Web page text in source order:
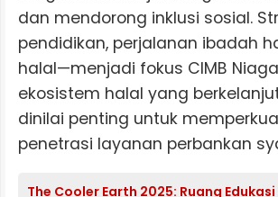
dan mendorong inklusi sosial.
pendidikan, perjalanan ibadah
halal—menjadi fokus CIMB
ekosistem halal yang
dinilai penting untuk
penetrasi layanan perbankan
The Cooler Earth 2025: Ruang